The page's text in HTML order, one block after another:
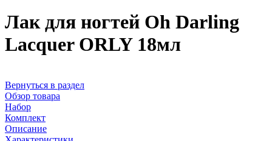
Лак для ногтей Oh Darling
Lacquer ORLY 18мл
Вернуться в раздел
Обзор товара
Набор
Комплект
Описание